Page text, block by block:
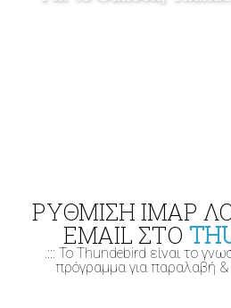
ΡΥΘΜΙΣΗ IMAP
EMAIL ΣΤΟ
.::: Το Thundebird είναι το
πρόγραμμα για παραλαβή &